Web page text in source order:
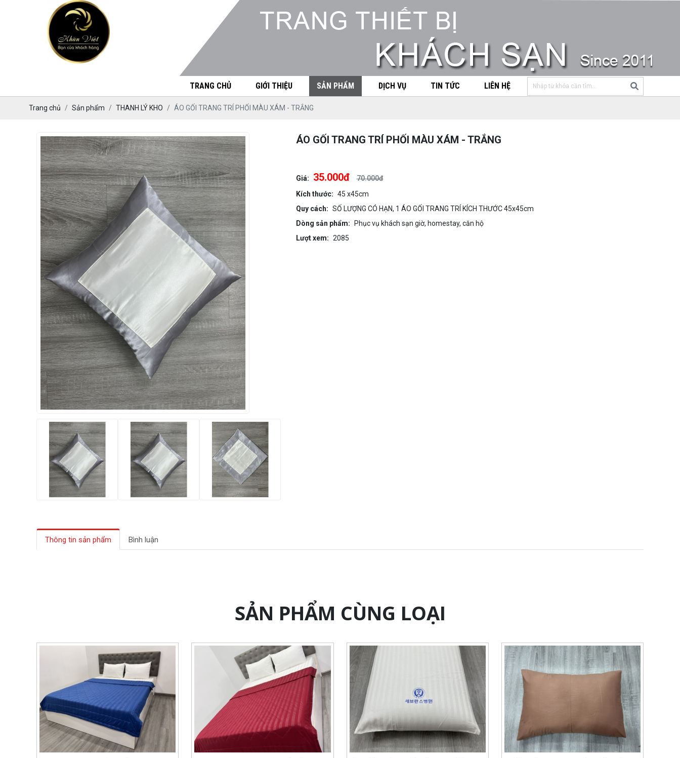
TRANG CHỦ GIỚI THIỆU SẢN PHẨM DỊCH VỤ TIN TỨC LIÊN HỆ
Trang chủ Sản phẩm THANH LÝ KHO ÁO GỐI TRANG TRÍ PHỐI MÀU XÁM - TRẮNG
ÁO GỐI TRANG TRÍ PHỐI MÀU XÁM - TRẮNG
Giá: 35.000đ
70.000đ
Kích thước: 45 x45cm
Quy cách: SỐ LƯỢNG CÓ HẠN, 1 ÁO GỐI TRANG TRÍ KÍCH THƯỚC 45x45cm
Dòng sản phẩm:
Phục vụ khách sạn giờ, homestay, căn hộ
Lượt xem: 2085
Thông tin sản phẩm Bình luận
SẢN PHẨM CÙNG LOẠI